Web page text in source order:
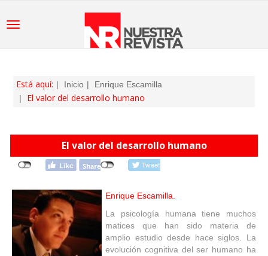
Está aquí: Inicio Enrique Escamilla
El valor del desarrollo humano
El valor del desarrollo humano
Enrique Escamilla.
La psicología humana tiene muchos
matices que han sido materia de
amplio estudio desde hace siglos. La
evolución cognitiva del ser humano ha